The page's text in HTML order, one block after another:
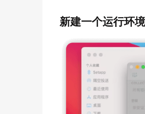
新建一个运行环